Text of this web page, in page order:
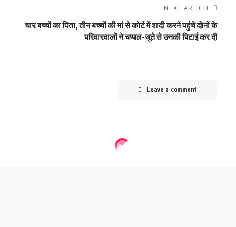
NEXT ARTICLE
चार बच्चों का पिता, तीन बच्चों की मां से कोर्ट में शादी करने पहुंचे दोनों के
परिवारवालों ने चप्पल-जूते से उनकी पिटाई कर दी
Leave a comment